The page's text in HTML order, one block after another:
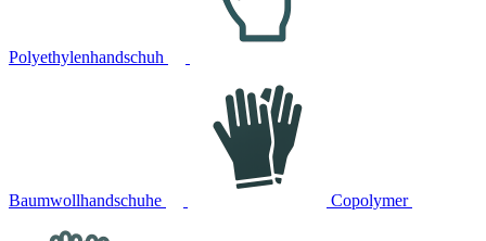
Polyethylenhandschuh
Baumwollhandschuhe Copolymer